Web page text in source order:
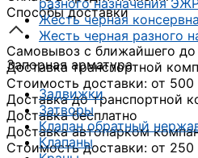
разного назначения
Жесть черная
Жесть черная разного
Запорная арматура
Задвижки
Затворы
Клапан обратный
Клапаны
Способы доставки
Самовывоз с ближайшего до
Доставка транспортной
Стоимость доставки: от 500
Доставка до транспортной
Доставка бесплатно
Доставка автопарком
Стоимость доставки: от 250